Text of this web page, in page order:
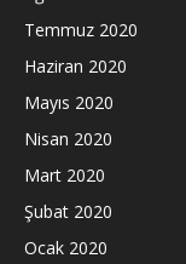
Temmuz 2020
Haziran 2020
Mayıs 2020
Nisan 2020
Mart 2020
Şubat 2020
Ocak 2020